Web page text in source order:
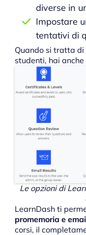
diverse in
Impostare
tentativi di
Quando si tratta
studenti, hai
Le opzioni di
LearnDash ti
promemoria e
corsi, il